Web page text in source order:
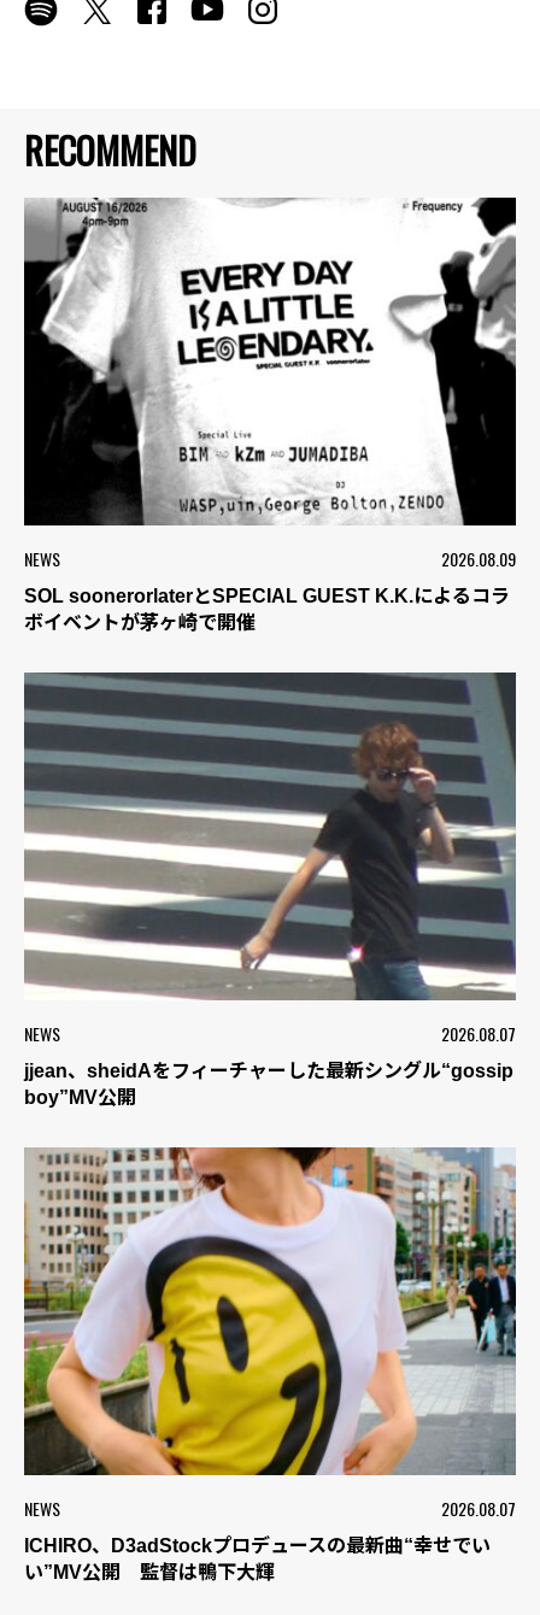
RECOMMEND
NEWS 2026.08.09
SOL soonerorlaterとSPECIAL GUEST K.K.によるコラ
ボイベントが茅ヶ崎で開催
NEWS 2026.08.07
jjean、sheidAをフィーチャーした最新シングル“gossip
boy”MV公開
NEWS 2026.08.07
ICHIRO、D3adStockプロデュースの最新曲“幸せでい
い”MV公開 監督は鴨下大輝